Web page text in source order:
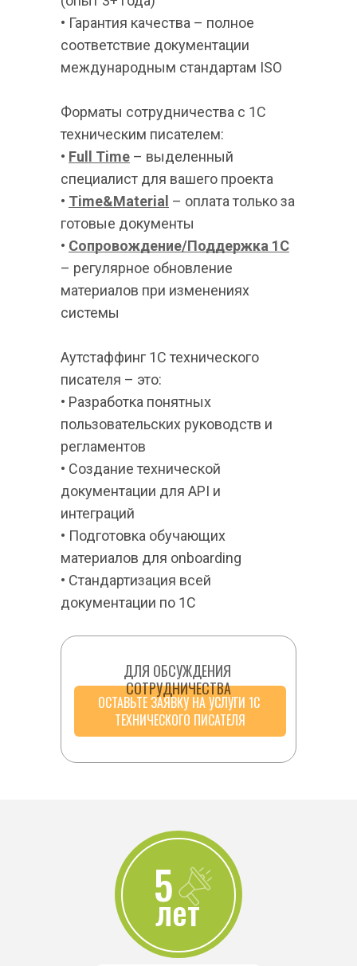
• Гарантия качества – полное
соответствие документации
международным стандартам ISO
Форматы сотрудничества с 1С
техническим писателем:
• Full Time – выделенный
специалист для вашего проекта
• Time&Material – оплата только за
готовые документы
• Сопровождение/Поддержка 1С
– регулярное обновление
материалов при изменениях
системы
Аутстаффинг 1С технического
писателя – это:
• Разработка понятных
пользовательских руководств и
регламентов
• Создание технической
документации для API и
интеграций
• Подготовка обучающих
материалов для onboarding
• Стандартизация всей
документации по 1С
ОСТАВЬТЕ ЗАЯВКУ НА УСЛУГИ 1С
ТЕХНИЧЕСКОГО ПИСАТЕЛЯ
ДЛЯ ОБСУЖДЕНИЯ
СОТРУДНИЧЕСТВА
5
лет